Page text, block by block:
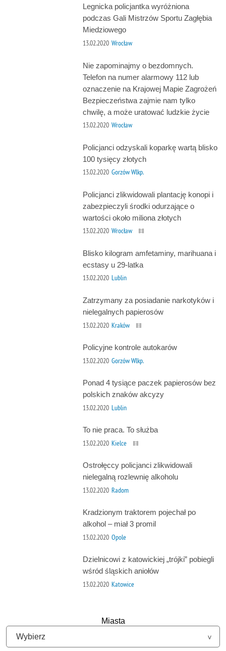
Legnicka policjantka wyróżniona
podczas Gali Mistrzów Sportu Zagłębia
Miedziowego
13.02.2020 Wrocław
Nie zapominajmy o bezdomnych.
Telefon na numer alarmowy 112 lub
oznaczenie na Krajowej Mapie Zagrożeń
Bezpieczeństwa zajmie nam tylko
chwilę, a może uratować ludzkie życie
13.02.2020 Wrocław
Policjanci odzyskali koparkę wartą blisko
100 tysięcy złotych
13.02.2020 Gorzów Wlkp.
Policjanci zlikwidowali plantację konopi i
zabezpieczyli środki odurzające o
wartości około miliona złotych
13.02.2020 Wrocław
Blisko kilogram amfetaminy, marihuana i
ecstasy u 29-latka
13.02.2020 Lublin
Zatrzymany za posiadanie narkotyków i
nielegalnych papierosów
13.02.2020 Kraków
Policyjne kontrole autokarów
13.02.2020 Gorzów Wlkp.
Ponad 4 tysiące paczek papierosów bez
polskich znaków akcyzy
13.02.2020 Lublin
To nie praca. To służba
13.02.2020 Kielce
Ostrołęccy policjanci zlikwidowali
nielegalną rozlewnię alkoholu
13.02.2020 Radom
Kradzionym traktorem pojechał po
alkohol – miał 3 promil
13.02.2020 Opole
Dzielnicowi z katowickiej „trójki” pobiegli
wśród śląskich aniołów
13.02.2020 Katowice
Miasta